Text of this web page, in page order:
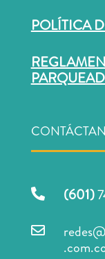
POLÍTICA
 (601)
